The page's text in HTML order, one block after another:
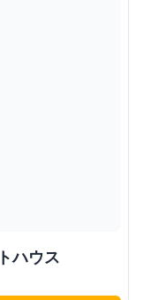
ハウス